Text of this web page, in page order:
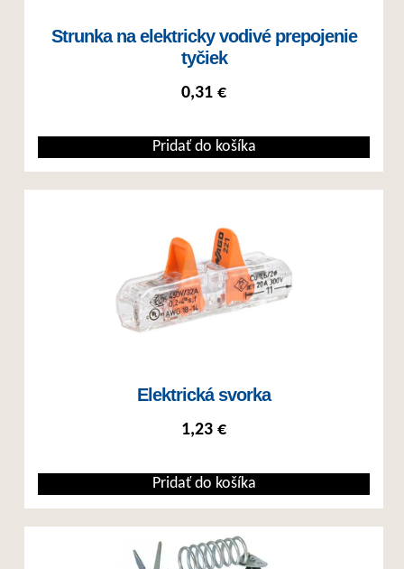
Strunka na elektricky vodivé prepojenie
tyčiek
0,31 €
Pridať do košíka
Elektrická svorka
1,23 €
Pridať do košíka